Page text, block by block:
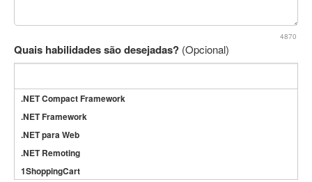
4870
Quais habilidades são desejadas? (Opcional)
.NET Compact Framework
.NET Framework
.NET para Web
.NET Remoting
1ShoppingCart